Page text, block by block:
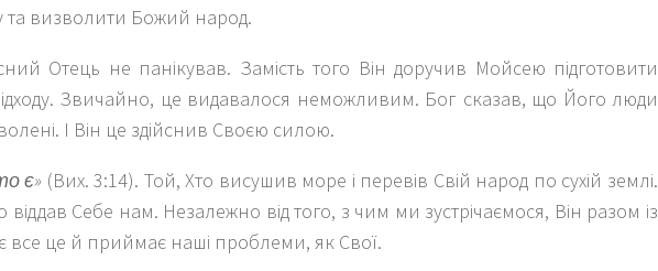
та визволити Божий народ.
Отець не панікував. Замість того Він доручив Мойсею підготовити
Звичайно, це видавалося неможливим. Бог сказав, що Його люди
І Він це здійснив Своєю силою.
є» (Вих. 3:14). Той, Хто висушив море і перевів Свій народ по сухій землі.
віддав Себе нам. Незалежно від того, з чим ми зустрічаємося, Він разом із
все це й приймає наші проблеми, як Свої.